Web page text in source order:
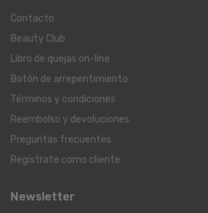
Contacto
Beauty Club
Libro de quejas on-line
Botón de arrepentimiento
Términos y condiciones
Reembolso y devoluciones
Preguntas frecuentes
Registrate como cliente
Newsletter